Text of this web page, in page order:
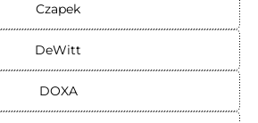
Czapek
DeWitt
DOXA